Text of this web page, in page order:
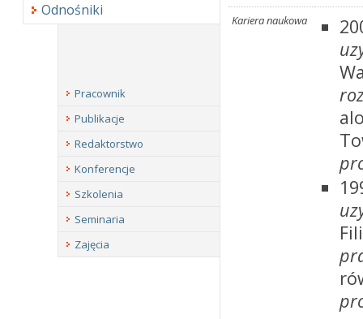
Odnośniki
Kariera naukowa
Pracownik
Publikacje
Redaktorstwo
Konferencje
Szkolenia
Seminaria
Zajęcia